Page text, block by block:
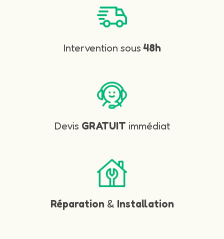
Intervention sous 48h
Devis GRATUIT immédiat
Réparation & Installation